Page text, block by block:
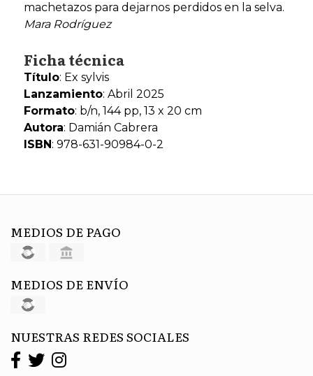
machetazos para dejarnos perdidos en la selva.
Mara Rodríguez
Ficha técnica
Título: Ex sylvis
Lanzamiento: Abril 2025
Formato: b/n, 144 pp, 13 x 20 cm
Autora: Damián Cabrera
ISBN : 978-631-90984-0-2
MEDIOS DE PAGO
MEDIOS DE ENVÍO
NUESTRAS REDES SOCIALES